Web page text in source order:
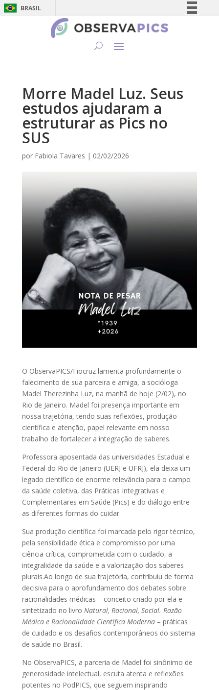
BRASIL
Simplifique!
Canais
Morre Madel Luz. Seus
estudos ajudaram a
estruturar as Pics no
SUS
por Fabiola Tavares | 02/02/2026
O ObservaPICS/Fiocruz lamenta profundamente o
falecimento de sua parceira e amiga, a socióloga
Madel Therezinha Luz, na manhã de hoje (2/02), no
Rio de Janeiro. Madel foi presença importante em
nossa trajetória, tendo suas reflexões, produção
científica e atenção, papel relevante em nosso
trabalho de fortalecer a integração de saberes.
Professora aposentada das universidades Estadual e
Federal do Rio de Janeiro (UERJ e UFRJ), ela deixa um
legado científico de enorme relevância para o campo
da saúde coletiva, das Práticas Integrativas e
Complementares em Saúde (Pics) e do diálogo entre
as diferentes formas do cuidar.
Sua produção científica foi marcada pelo rigor técnico,
pela sensibilidade ética e compromisso por uma
ciência crítica, comprometida com o cuidado, a
integralidade da saúde e a valorização dos saberes
plurais.Ao longo de sua trajetória, contribuiu de forma
decisiva para o aprofundamento dos debates sobre
racionalidades médicas – conceito criado por ela e
sintetizado no livro Natural, Racional, Social. Razão
Médica e Racionalidade Científica Moderna– práticas
de cuidado e os desafios contemporâneos do sistema
de saúde no Brasil.
No ObservaPICS, a parceria de Madel foi sinônimo de
generosidade intelectual, escuta atenta e reflexões
potentes no PodPICS, que seguem inspirando